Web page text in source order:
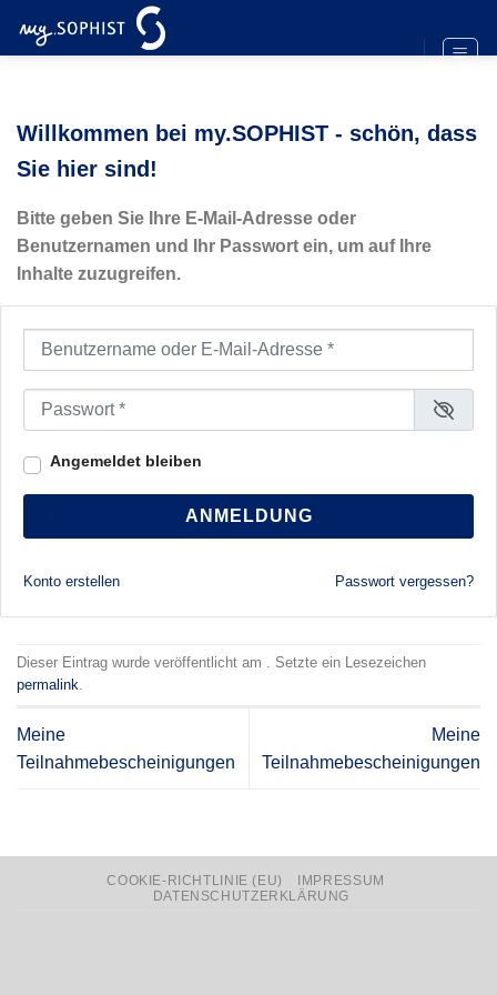
Inhalt
Willkommen bei my.SOPHIST - schön, dass
Sie hier sind!
Bitte geben Sie Ihre E-Mail-Adresse oder
Benutzernamen und Ihr Passwort ein, um auf Ihre
Inhalte zuzugreifen.
Benutzername oder E-Mail-Adresse
Passwort
Angemeldet bleiben
ANMELDUNG
Konto erstellen Passwort vergessen?
Dieser Eintrag wurde veröffentlicht am . Setzte ein Lesezeichen
permalink.
Meine
Teilnahmebescheinigungen
Meine
Teilnahmebescheinigungen
COOKIE-RICHTLINIE (EU)
IMPRESSUM
DATENSCHUTZERKLÄRUNG